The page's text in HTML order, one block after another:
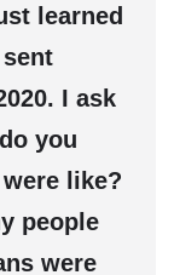
learned
I ask
you
like?
people
were